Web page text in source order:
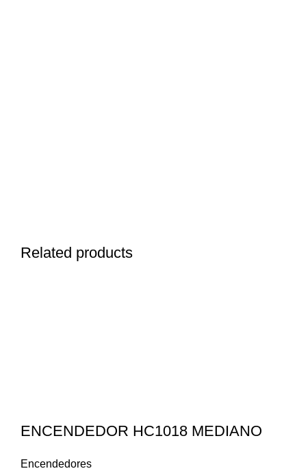
Related products
ENCENDEDOR HC1018 MEDIANO
Encendedores